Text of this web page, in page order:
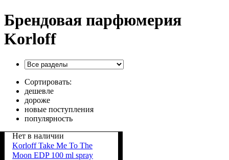
Брендовая парфюмерия
Korloff
Сортировать:
дешевле
дороже
новые поступления
популярность
Нет в наличии
Korloff Take Me To The
Moon EDP 100 ml spray